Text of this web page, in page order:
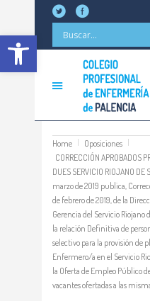
Abrir barra de herramientas
Home
Oposiciones
CORRECCIÓN APROBADOS
DUES SERVICIO RIOJANO DE
marzo de 2019 publica,
de febrero de 2019, de la
Gerencia del Servicio Riojano
la relación Definitiva de
selectivo para la provisión de
Enfermero/a en el Servicio
la Oferta de Empleo Público
vacantes ofertadas a las